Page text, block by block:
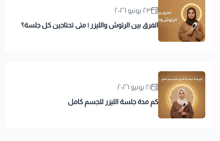
٢٣ يونيو ٢٠٢٦
الفرق بين الرتوش والليزر | متى تحتاجين كل جلسة؟
٢١ يونيو ٢٠٢٦
كم مدة جلسة الليزر للجسم كامل